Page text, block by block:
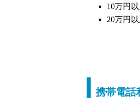
10万円
20万円
携帯電話